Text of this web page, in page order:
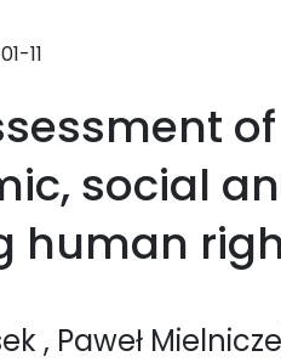
11
social
human
, Paweł